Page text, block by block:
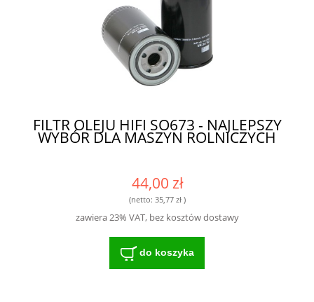
FILTR OLEJU HIFI SO673 - NAJLEPSZY
WYBÓR DLA MASZYN ROLNICZYCH
44,00 zł
(netto: 35,77 zł)
zawiera 23% VAT, bez kosztów dostawy
do koszyka